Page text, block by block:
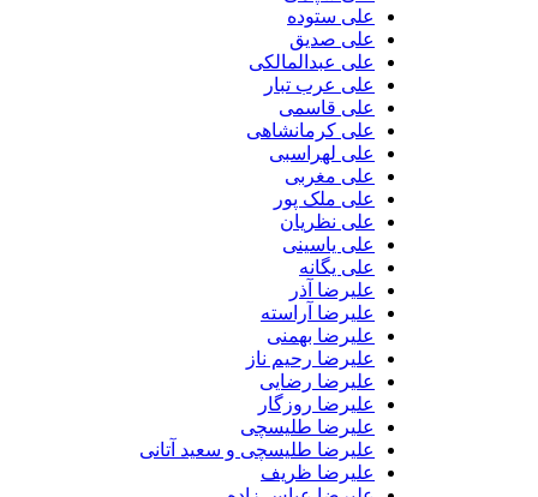
علی ستوده
علی صدیق
علی عبدالمالکی
علی عرب تبار
علی قاسمی
علی کرمانشاهی
علی لهراسبی
علی مغربی
علی ملک پور
علی نظریان
علی یاسینی
علی یگانه
علیرضا آذر
علیرضا آراسته
علیرضا بهمنی
علیرضا رحیم ناز
علیرضا رضایی
علیرضا روزگار
علیرضا طلیسچی
علیرضا طلیسچی و سعید آتانی
علیرضا ظریف